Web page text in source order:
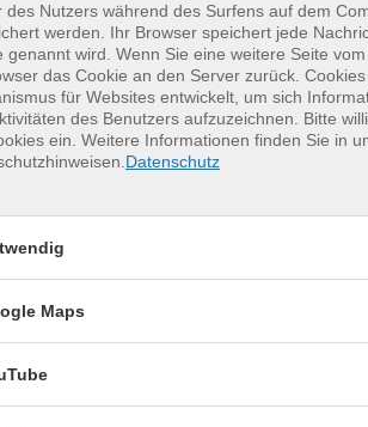
des Nutzers während des Surfens auf dem
werden. Ihr Browser speichert jede
genannt wird. Wenn Sie eine weitere Seite
das Cookie an den Server zurück.
für Websites entwickelt, um sich
des Benutzers aufzuzeichnen. Bitte
ein. Weitere Informationen finden Sie in
Datenschutz
Maps